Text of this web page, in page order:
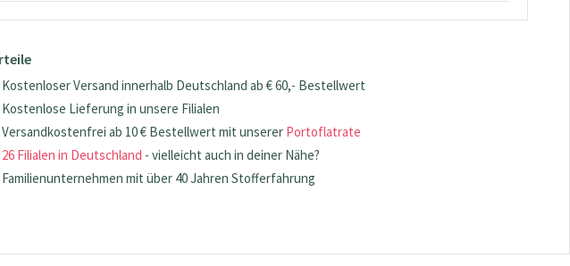
Kostenloser Versand innerhalb Deutschland ab € 60,- Bestellwert
Kostenlose Lieferung in unsere Filialen
Versandkostenfrei ab 10 € Bestellwert mit unserer Portoflatrate
26 Filialen in Deutschland - vielleicht auch in deiner Nähe?
Familienunternehmen mit über 40 Jahren Stofferfahrung